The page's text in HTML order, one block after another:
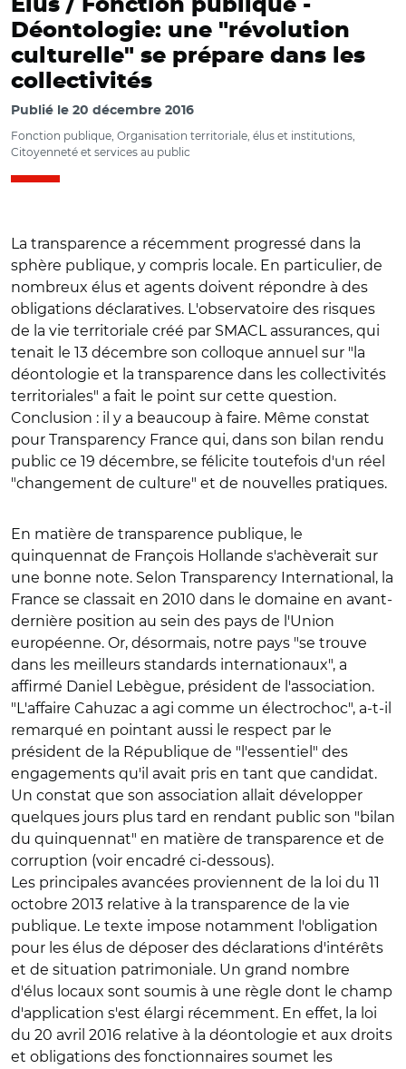
Elus / Fonction publique -
Déontologie: une "révolution
culturelle" se prépare dans les
collectivités
Publié le 20 décembre 2016
Fonction publique, Organisation territoriale, élus et institutions,
Citoyenneté et services au public
La transparence a récemment progressé dans la
sphère publique, y compris locale. En particulier, de
nombreux élus et agents doivent répondre à des
obligations déclaratives. L'observatoire des risques
de la vie territoriale créé par SMACL assurances, qui
tenait le 13 décembre son colloque annuel sur "la
déontologie et la transparence dans les collectivités
territoriales" a fait le point sur cette question.
Conclusion : il y a beaucoup à faire. Même constat
pour Transparency France qui, dans son bilan rendu
public ce 19 décembre, se félicite toutefois d'un réel
"changement de culture" et de nouvelles pratiques.
En matière de transparence publique, le
quinquennat de François Hollande s'achèverait sur
une bonne note. Selon Transparency International, la
France se classait en 2010 dans le domaine en avant-
dernière position au sein des pays de l'Union
européenne. Or, désormais, notre pays "se trouve
dans les meilleurs standards internationaux", a
affirmé Daniel Lebègue, président de l'association.
"L'affaire Cahuzac a agi comme un électrochoc", a-t-il
remarqué en pointant aussi le respect par le
président de la République de "l'essentiel" des
engagements qu'il avait pris en tant que candidat.
Un constat que son association allait développer
quelques jours plus tard en rendant public son "bilan
du quinquennat" en matière de transparence et de
corruption (voir encadré ci-dessous).
Les principales avancées proviennent de la loi du 11
octobre 2013 relative à la transparence de la vie
publique. Le texte impose notamment l'obligation
pour les élus de déposer des déclarations d'intérêts
et de situation patrimoniale. Un grand nombre
d'élus locaux sont soumis à une règle dont le champ
d'application s'est élargi récemment. En effet, la loi
du 20 avril 2016 relative à la déontologie et aux droits
et obligations des fonctionnaires soumet les